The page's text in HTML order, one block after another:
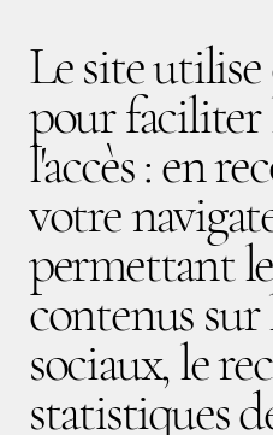
Le site
pour faciliter
l'accès : en
votre
permettant
contenus sur
sociaux, le
statistiques